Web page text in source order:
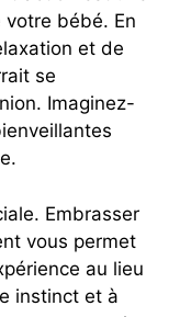
bébé. En
et de
se
Imaginez-
Embrasser
vous permet
au lieu
instinct et à